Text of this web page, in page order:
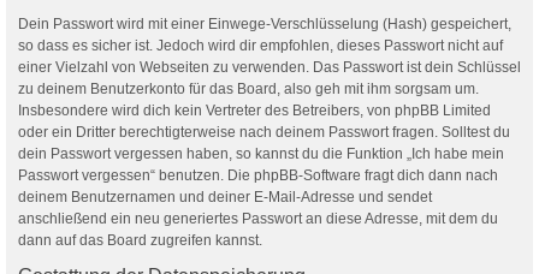
Dein Passwort wird mit einer Einwege-Verschlüsselung (Hash) gespeichert,
so dass es sicher ist. Jedoch wird dir empfohlen, dieses Passwort nicht auf
einer Vielzahl von Webseiten zu verwenden. Das Passwort ist dein Schlüssel
zu deinem Benutzerkonto für das Board, also geh mit ihm sorgsam um.
Insbesondere wird dich kein Vertreter des Betreibers, von phpBB Limited
oder ein Dritter berechtigterweise nach deinem Passwort fragen. Solltest du
dein Passwort vergessen haben, so kannst du die Funktion „Ich habe mein
Passwort vergessen“ benutzen. Die phpBB-Software fragt dich dann nach
deinem Benutzernamen und deiner E-Mail-Adresse und sendet
anschließend ein neu generiertes Passwort an diese Adresse, mit dem du
dann auf das Board zugreifen kannst.